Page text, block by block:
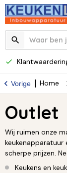
Vorige Home
Outlet
Wij ruimen onze
keukenapparatuur
scherpe prijzen.
Keukens en